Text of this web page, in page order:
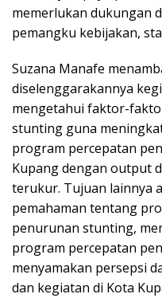
memerlukan dukungan
pemangku kebijakan,
Suzana Manafe
diselenggarakannya
mengetahui faktor-
stunting guna
program percepatan
Kupang dengan output
terukur. Tujuan lainnya
pemahaman tentang
penurunan stunting,
program percepatan
menyamakan persepsi
dan kegiatan di Kota